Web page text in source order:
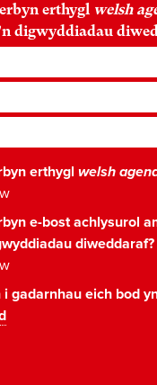
erthygl welsh
digwyddiadau
erthygl welsh
e-bost achlysurol
diweddaraf?
gadarnhau eich bod